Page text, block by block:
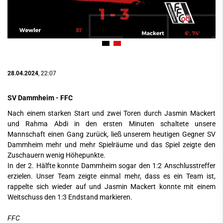
28.04.2024, 22:07
SV Dammheim - FFC
Nach einem starken Start und zwei Toren durch Jasmin Mackert
und Rahma Abdi in den ersten Minuten schaltete unsere
Mannschaft einen Gang zurück, ließ unserem heutigen Gegner SV
Dammheim mehr und mehr Spielräume und das Spiel zeigte den
Zuschauern wenig Höhepunkte.
In der 2. Hälfte konnte Dammheim sogar den 1:2 Anschlusstreffer
erzielen. Unser Team zeigte einmal mehr, dass es ein Team ist,
rappelte sich wieder auf und Jasmin Mackert konnte mit einem
Weitschuss den 1:3 Endstand markieren.
FFC